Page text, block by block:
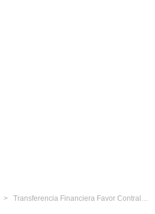
Transferencia Financiera Favor Contraloría RPE 023-2019/IRTP Cultura